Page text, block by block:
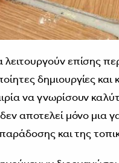
επίσης
δημιουργίες και
να γνωρίσουν
αποτελεί μόνο μια
και της